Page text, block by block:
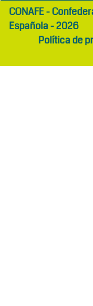
girls
abaya
maltepe
otelCONAFE -
Española - 2026
Política de